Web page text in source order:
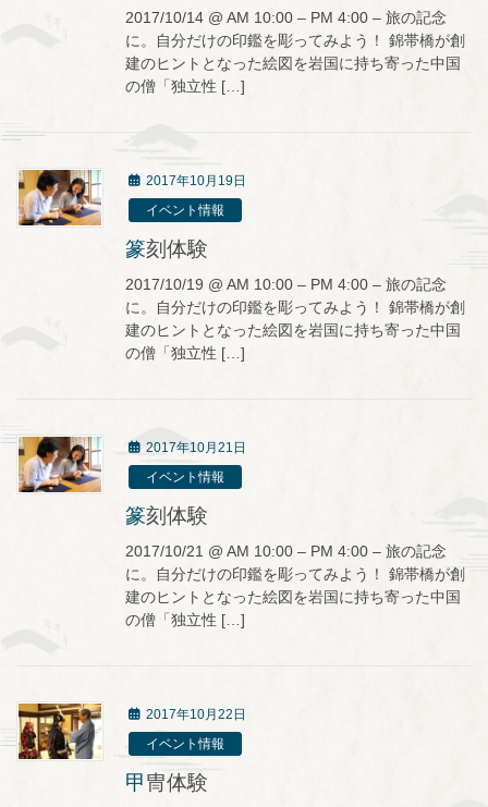
2017/10/14 @ AM 10:00 – PM 4:00 – 旅の記念
に。自分だけの印鑑を彫ってみよう！ 錦帯橋が創
建のヒントとなった絵図を岩国に持ち寄った中国
の僧「独立性 […]
2017年10月19日
イベント情報
篆刻体験
2017/10/19 @ AM 10:00 – PM 4:00 – 旅の記念
に。自分だけの印鑑を彫ってみよう！ 錦帯橋が創
建のヒントとなった絵図を岩国に持ち寄った中国
の僧「独立性 […]
2017年10月21日
イベント情報
篆刻体験
2017/10/21 @ AM 10:00 – PM 4:00 – 旅の記念
に。自分だけの印鑑を彫ってみよう！ 錦帯橋が創
建のヒントとなった絵図を岩国に持ち寄った中国
の僧「独立性 […]
2017年10月22日
イベント情報
甲冑体験